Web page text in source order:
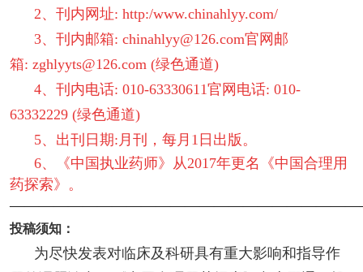
2、刊内网址: http:/www.chinahlyy.com/
3、刊内邮箱: chinahlyy@126.com官网邮
箱: zghlyyts@126.com (绿色通道)
4、刊内电话: 010-63330611官网电话: 010-
63332229 (绿色通道)
5、出刊日期:月刊，每月1日出版。
6、《中国执业药师》从2017年更名《中国合理用
药探索》。
投稿须知：
为尽快发表对临床及科研具有重大影响和指导作